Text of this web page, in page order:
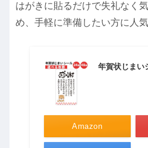
はがきに貼るだけで失礼なく
め、手軽に準備したい方に人気
年賀状じまい
Amazon